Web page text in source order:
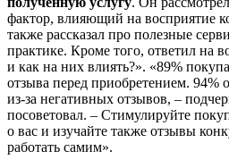
фактор, влияющий на восприятие
также рассказал про полезные
практике. Кроме того, ответил на
и как на них влиять?». «89%
отзыва перед приобретением. 94%
из-за негативных отзывов, –
посоветовал. – Стимулируйте
о вас и изучайте также отзывы
работать самим».